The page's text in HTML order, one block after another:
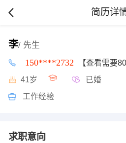
简历详
李/ 先生
150****2732 【查看需要
41岁 已婚
工作经验
求职意向